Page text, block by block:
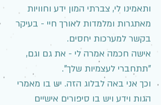
ותאמינו לי, צברתי המון ידע וחוויות
מאתגרות ומלמדות לאורך חיי - בעיקר
בקשר למערכות יחסים.
אישה חכמה אמרה לי - את גם וגם,
"תתחברי לעצמיות שלך".
וכך אני באה לבלוג הזה. יש בו מאמרי
הגות וידע ויש בו סיפורים אישיים